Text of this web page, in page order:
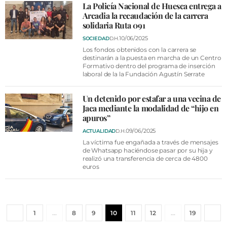
La Policía Nacional de Huesca entrega a
Arcadia la recaudación de la carrera
solidaria Ruta 091
SOCIEDADD.H.10/06/2025
Los fondos obtenidos con la carrera se
destinarán a la puesta en marcha de un Centro
Formativo dentro del programa de inserción
laboral de la la Fundación Agustín Serrate
Un detenido por estafar a una vecina de
Jaca mediante la modalidad de “hijo en
apuros”
ACTUALIDADD.H. 09/06/2025
La víctima fue engañada a través de mensajes
de Whatsapp haciéndose pasar por su hija y
realizó una transferencia de cerca de 4800
euros
1 … 8 9 10 11 12 … 19